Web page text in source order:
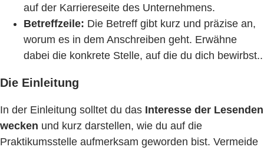
auf der Karriereseite des Unternehmens.
Betreffzeile: Die Betreff gibt kurz und präzise an,
worum es in dem Anschreiben geht. Erwähne
dabei die konkrete Stelle, auf die du dich bewirbst..
Die Einleitung
In der Einleitung solltet du das Interesse der Lesenden
wecken und kurz darstellen, wie du auf die
Praktikumsstelle aufmerksam geworden bist. Vermeide